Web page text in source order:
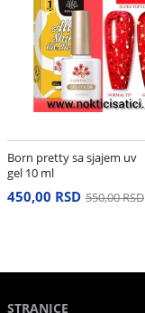
Born pretty sa sjajem uv
gel 10 ml
450,00 RSD 550,00 RSD
STRANICE